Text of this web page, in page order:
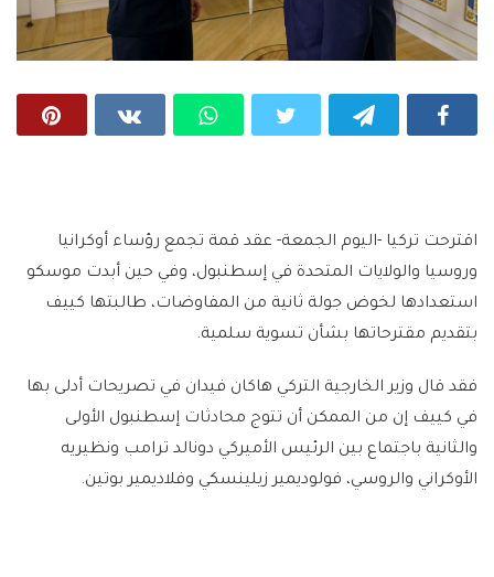
اقترحت تركيا -اليوم الجمعة- عقد قمة تجمع رؤساء أوكرانيا
وروسيا والولايات المتحدة في إسطنبول، وفي حين أبدت موسكو
استعدادها لخوض جولة ثانية من المفاوضات، طالبتها كييف
بتقديم مقترحاتها بشأن تسوية سلمية.
فقد قال وزير الخارجية التركي هاكان فيدان في تصريحات أدلى بها
في كييف إن من الممكن أن تتوج محادثات إسطنبول الأولى
والثانية باجتماع بين الرئيس الأميركي دونالد ترامب ونظيريه
الأوكراني والروسي، فولوديمير زيلينسكي وفلاديمير بوتين.